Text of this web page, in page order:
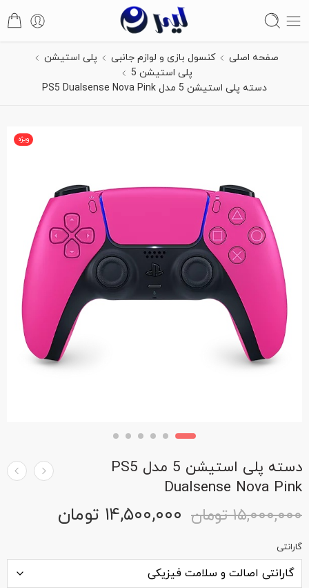
صفحه اصلی کنسول بازی و لوازم جانبی
پلی استیشن
پلی استیشن 5
دسته پلی استیشن 5 مدل PS5 Dualsense Nova Pink
ویژه
دسته پلی استیشن 5 مدل PS5
Dualsense Nova Pink
۱۵,۰۰۰,۰۰۰ تومان ۱۴,۵۰۰,۰۰۰ تومان
گارانتی